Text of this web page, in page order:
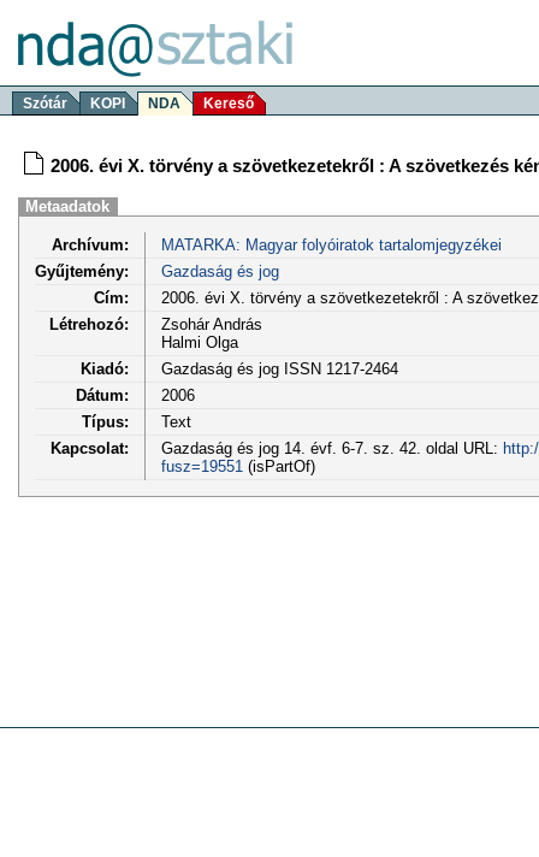
Szótár KOPI NDA Kereső
2006. évi X. törvény a szövetkezetekről : A szövetkezés
Metaadatok
Archívum:
MATARKA: Magyar folyóiratok tartalomjegyzékei
Gyűjtemény:
Gazdaság és jog
Cím:
2006. évi X. törvény a szövetkezetekről : A
Létrehozó:
Zsohár András
Halmi Olga
Kiadó:
Gazdaság és jog ISSN 1217-2464
Dátum:
2006
Típus:
Text
Kapcsolat:
Gazdaság és jog 14. évf. 6-7. sz. 42. oldal URL:
fusz=19551 (isPartOf)